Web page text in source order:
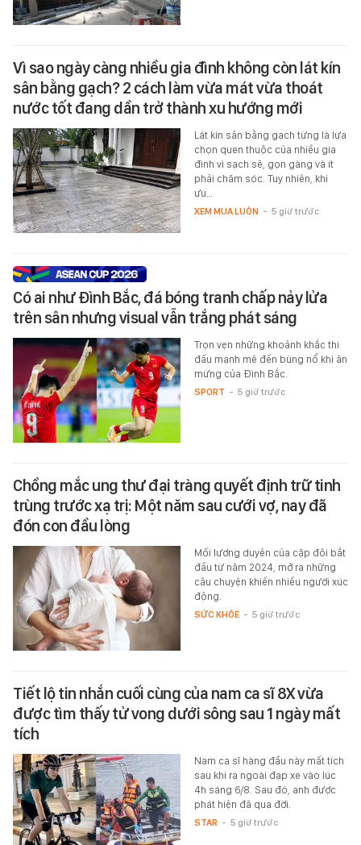
Vì sao ngày càng nhiều gia đình không còn lát kín
sân bằng gạch? 2 cách làm vừa mát vừa thoát
nước tốt đang dần trở thành xu hướng mới
Lát kín sân bằng gạch từng là lựa
chọn quen thuộc của nhiều gia
đình vì sạch sẽ, gọn gàng và ít
phải chăm sóc. Tuy nhiên, khi
ưu…
XEM MUA LUÔN - 5 giờ trước
Có ai như Đình Bắc, đá bóng tranh chấp nảy lửa
trên sân nhưng visual vẫn trắng phát sáng
Trọn vẹn những khoảnh khắc thi
đấu mạnh mẽ đến bùng nổ khi ăn
mừng của Đình Bắc.
SPORT - 5 giờ trước
Chồng mắc ung thư đại tràng quyết định trữ tinh
trùng trước xạ trị: Một năm sau cưới vợ, nay đã
đón con đầu lòng
Mối lương duyên của cặp đôi bắt
đầu từ năm 2024, mở ra những
câu chuyện khiến nhiều người xúc
động.
SỨC KHỎE - 5 giờ trước
Tiết lộ tin nhắn cuối cùng của nam ca sĩ 8X vừa
được tìm thấy tử vong dưới sông sau 1 ngày mất
tích
Nam ca sĩ hàng đầu này mất tích
sau khi ra ngoài đạp xe vào lúc
4h sáng 6/8. Sau đó, anh được
phát hiện đã qua đời.
STAR - 5 giờ trước